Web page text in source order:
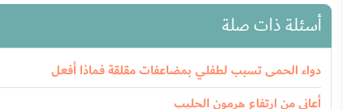
أسئلة ذات صلة
دواء الحمى تسبب لطفلي بمضاعفات مقلقة فماذا أفعل
أعاني من ارتفاع هرمون الحليب